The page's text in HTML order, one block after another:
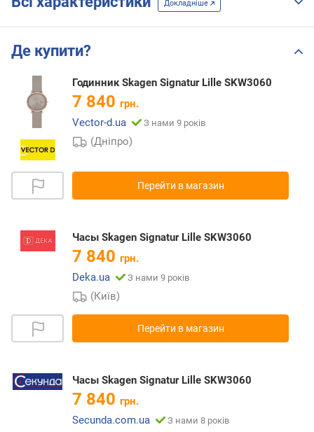
Докладніше
Де купити?
Годинник Skagen Signatur Lille SKW3060
7 840 грн.
Vector-d.ua
З нами 9 років
(Дніпро)
Перейти в магазин
Часы Skagen Signatur Lille SKW3060
7 840 грн.
Deka.ua
З нами 9 років
(Київ)
Перейти в магазин
Часы Skagen Signatur Lille SKW3060
7 840 грн.
Secunda.com.ua
З нами 8 років